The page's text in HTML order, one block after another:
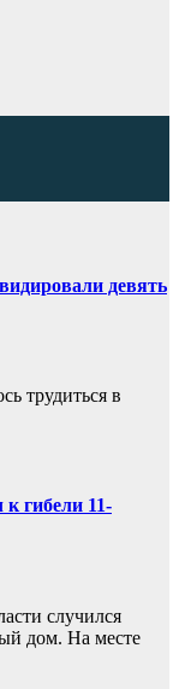
девять
трудиться в
гибели 11-
случился
дом. На месте